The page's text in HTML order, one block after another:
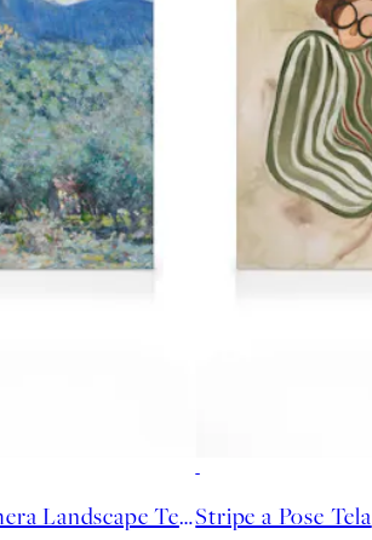
Monet - Valle Buona, Near Bordighera Landscape TelaStripe a Pose Tela